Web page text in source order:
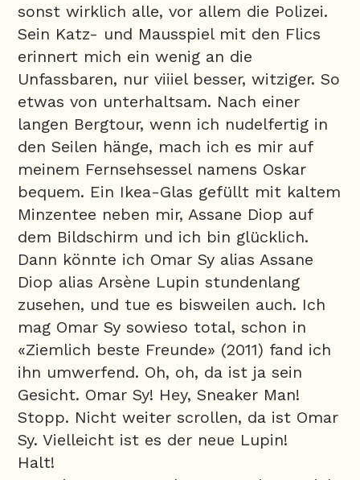
sonst wirklich alle, vor allem die Polizei.
Sein Katz- und Mausspiel mit den Flics
erinnert mich ein wenig an die
Unfassbaren, nur viiiel besser, witziger. So
etwas von unterhaltsam. Nach einer
langen Bergtour, wenn ich nudelfertig in
den Seilen hänge, mach ich es mir auf
meinem Fernsehsessel namens Oskar
bequem. Ein Ikea-Glas gefüllt mit kaltem
Minzentee neben mir, Assane Diop auf
dem Bildschirm und ich bin glücklich.
Dann könnte ich Omar Sy alias Assane
Diop alias Arsène Lupin stundenlang
zusehen, und tue es bisweilen auch. Ich
mag Omar Sy sowieso total, schon in
«Ziemlich beste Freunde» (2011) fand ich
ihn umwerfend. Oh, oh, da ist ja sein
Gesicht. Omar Sy! Hey, Sneaker Man!
Stopp. Nicht weiter scrollen, da ist Omar
Sy. Vielleicht ist es der neue Lupin!
Halt!